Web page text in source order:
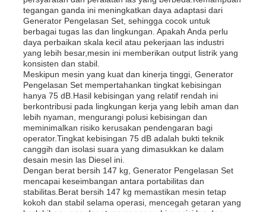
Tentang kita
Wisata pabrik
Kontrol kualitas
Hubungi kami
Berita
tegangan ganda ini meningkatkan daya adaptasi dari
Generator Pengelasan Set, sehingga cocok untuk
berbagai tugas las dan lingkungan. Apakah Anda perlu
daya perbaikan skala kecil atau pekerjaan las industri
yang lebih besar,mesin ini memberikan output listrik yang
konsisten dan stabil.
Meskipun mesin yang kuat dan kinerja tinggi, Generator
Pengelasan Set mempertahankan tingkat kebisingan
hanya 75 dB.Hasil kebisingan yang relatif rendah ini
berkontribusi pada lingkungan kerja yang lebih aman dan
lebih nyaman, mengurangi polusi kebisingan dan
meminimalkan risiko kerusakan pendengaran bagi
operator.Tingkat kebisingan 75 dB adalah bukti teknik
canggih dan isolasi suara yang dimasukkan ke dalam
desain mesin las Diesel ini.
Dengan berat bersih 147 kg, Generator Pengelasan Set
mencapai keseimbangan antara portabilitas dan
stabilitas.Berat bersih 147 kg memastikan mesin tetap
kokoh dan stabil selama operasi, mencegah getaran yang